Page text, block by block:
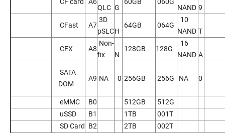
CF card A6
QLC G
60GB 060G
NAND 9
CFast A7
3D
pSLCH
64GB 064G
10
NAND T
CFX A8
Non-
fix
N
128GB 128G
16
NAND A
SATA
DOM
A9 NA 0 256GB 256G NA 0
eMMC B0 512GB
512G
uSSD
B1 1TB
001T
SD Card
B2 2TB
002T